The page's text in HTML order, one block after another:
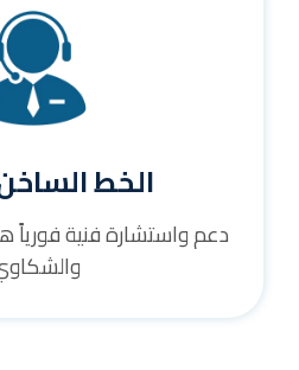
الخط الساخن
دعم واستشارة فنية